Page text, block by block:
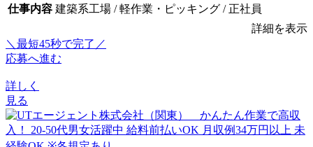
仕事内容 建築系工場 / 軽作業・ピッキング / 正社員
詳細を表示
＼最短45秒で完了／
応募へ進む
詳しく
見る